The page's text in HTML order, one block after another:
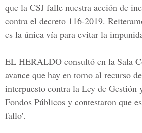
que la CSJ falle nuestra acción de
contra el decreto 116-2019.
es la única vía para evitar la
EL HERALDO consultó en la Sala
avance que hay en torno al recurso
interpuesto contra la Ley de Gestión
Fondos Públicos y contestaron que
fallo'.